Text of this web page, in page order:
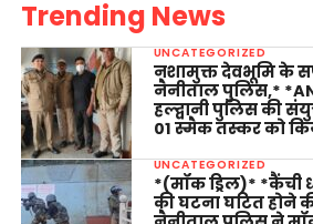
Trending News
UNCATEGORIZED
नशामुक्त देवभूमि के
नैनीताल पुलिस,*
हल्द्वानी पुलिस की
01 स्मैक तस्कर को
UNCATEGORIZED
*(मॉक ड्रिल)* *कैंची
की घटना घटित होने